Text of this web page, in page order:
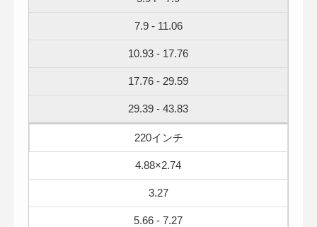
7.9 - 11.06
10.93 - 17.76
17.76 - 29.59
29.39 - 43.83
220インチ
4.88×2.74
3.27
5.66 - 7.27